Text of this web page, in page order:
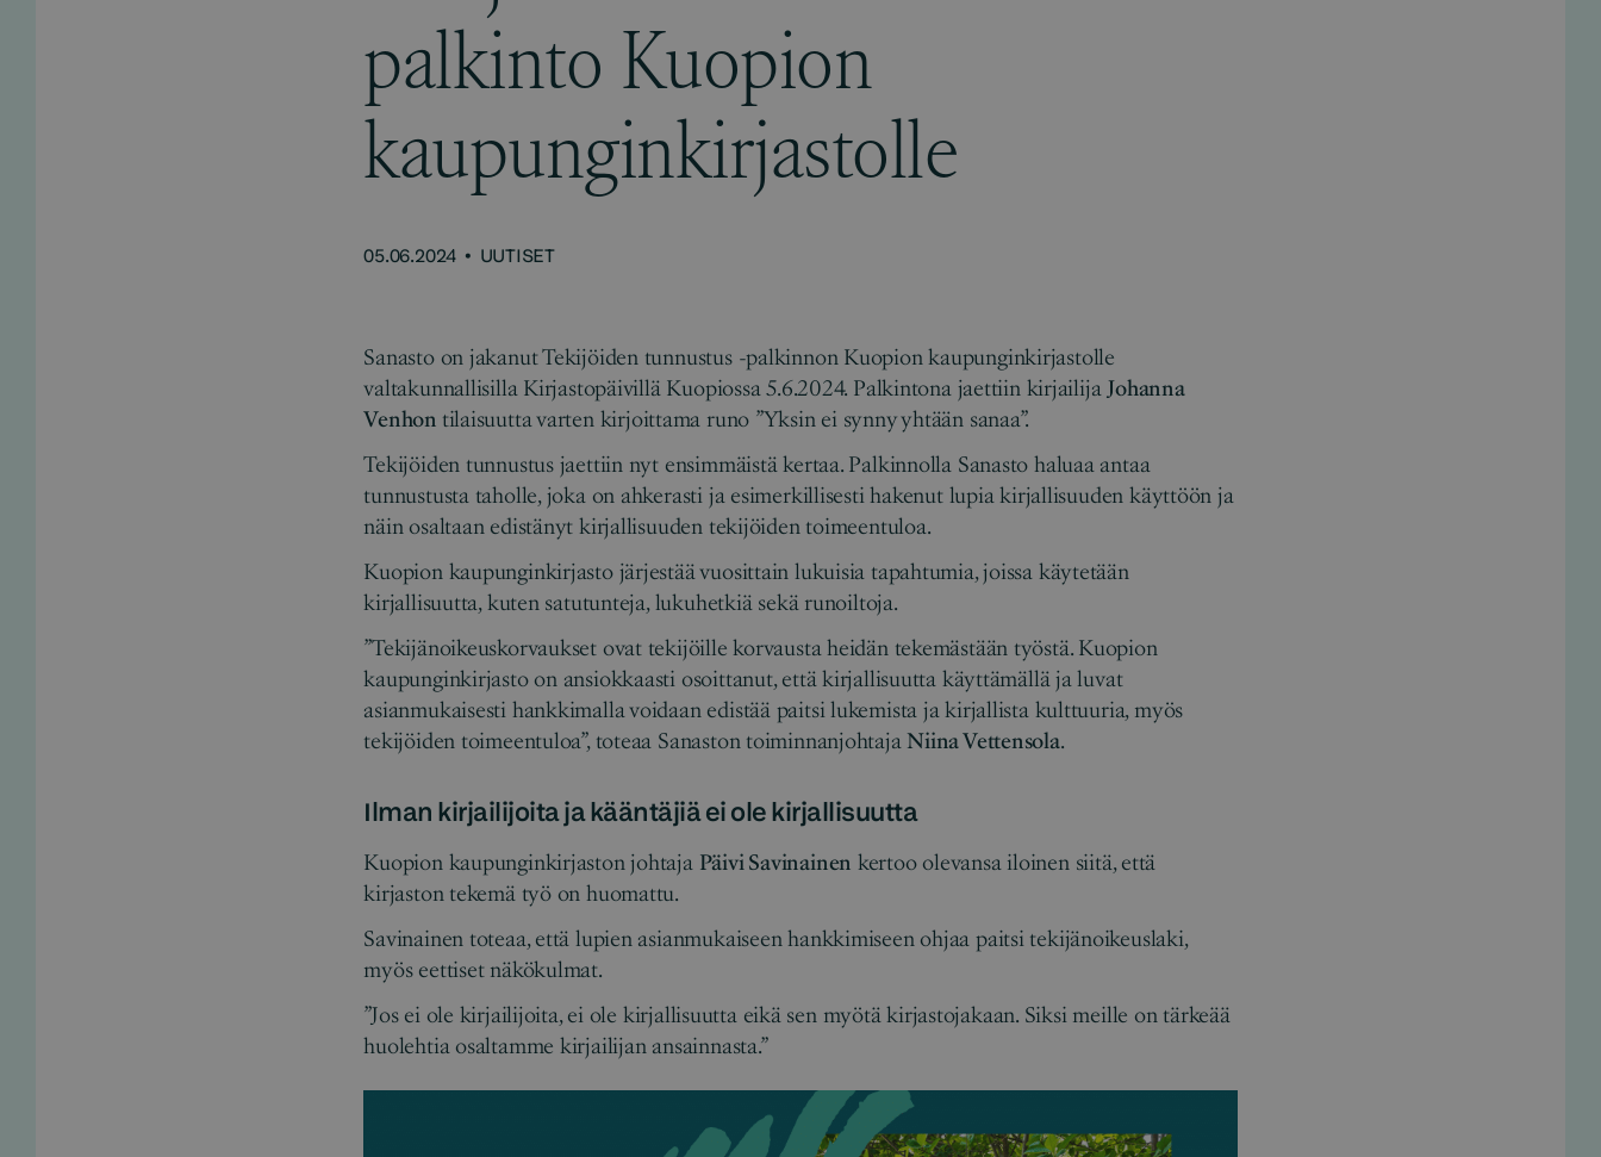
palkinto Kuopion
kaupunginkirjastolle
05.06.2024 • UUTISET
Sanasto on jakanut Tekijöiden tunnustus -palkinnon Kuopion kaupunginkirjastolle
valtakunnallisilla Kirjastopäivillä Kuopiossa 5.6.2024. Palkintona jaettiin kirjailija Johanna
Venhon tilaisuutta varten kirjoittama runo ”Yksin ei synny yhtään sanaa”.
Tekijöiden tunnustus jaettiin nyt ensimmäistä kertaa. Palkinnolla Sanasto haluaa antaa
tunnustusta taholle, joka on ahkerasti ja esimerkillisesti hakenut lupia kirjallisuuden käyttöön ja
näin osaltaan edistänyt kirjallisuuden tekijöiden toimeentuloa.
Kuopion kaupunginkirjasto järjestää vuosittain lukuisia tapahtumia, joissa käytetään
kirjallisuutta, kuten satutunteja, lukuhetkiä sekä runoiltoja.
”Tekijänoikeuskorvaukset ovat tekijöille korvausta heidän tekemästään työstä. Kuopion
kaupunginkirjasto on ansiokkaasti osoittanut, että kirjallisuutta käyttämällä ja luvat
asianmukaisesti hankkimalla voidaan edistää paitsi lukemista ja kirjallista kulttuuria, myös
tekijöiden toimeentuloa”, toteaa Sanaston toiminnanjohtajaNiina Vettensola.
Ilman kirjailijoita ja kääntäjiä ei ole kirjallisuutta
Kuopion kaupunginkirjaston johtaja Päivi Savinainen kertoo olevansa iloinen siitä, että
kirjaston tekemä työ on huomattu.
Savinainen toteaa, että lupien asianmukaiseen hankkimiseen ohjaa paitsi tekijänoikeuslaki,
myös eettiset näkökulmat.
”Jos ei ole kirjailijoita, ei ole kirjallisuutta eikä sen myötä kirjastojakaan. Siksi meille on tärkeää
huolehtia osaltamme kirjailijan ansainnasta.”